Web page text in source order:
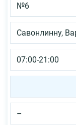
№6
Савонлинну,
07:00-21:00
–